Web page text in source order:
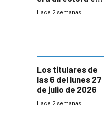
UTE “no era muy
Hace 2 semanas
Los titulares de
las 6 del lunes 27
de julio de 2026
Hace 2 semanas